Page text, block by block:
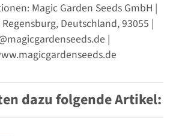
Magic Garden Seeds GmbH |
Deutschland, 93055 |
|
dazu folgende Artikel: